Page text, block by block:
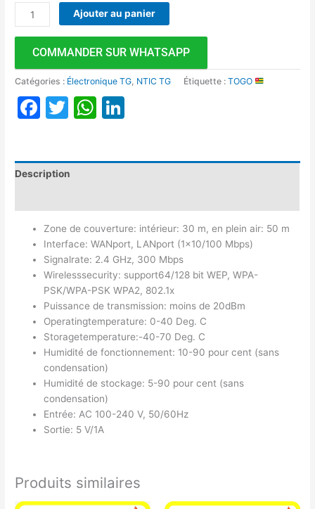
Ajouter au panier
COMMANDER SUR WHATSAPP
Catégories : Électronique TG, NTIC TG Étiquette :TOGO
Facebook
TwitterWhatsApp
Description
Zone de couverture: intérieur: 30 m, en plein air: 50 m
Interface: WANport, LANport (1×10/100 Mbps)
Signalrate: 2.4 GHz, 300 Mbps
Wirelesssecurity: support64/128 bit WEP, WPA-
PSK/WPA-PSK WPA2, 802.1x
Puissance de transmission: moins de 20dBm
Operatingtemperature: 0-40 Deg. C
Storagetemperature:-40-70 Deg. C
Humidité de fonctionnement: 10-90 pour cent (sans
condensation)
Humidité de stockage: 5-90 pour cent (sans
condensation)
Entrée: AC 100-240 V, 50/60Hz
Sortie: 5 V/1A
Produits similaires